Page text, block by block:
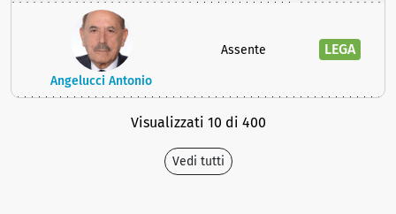
Angelucci Antonio
Assente LEGA
Visualizzati 10 di 400
Vedi tutti